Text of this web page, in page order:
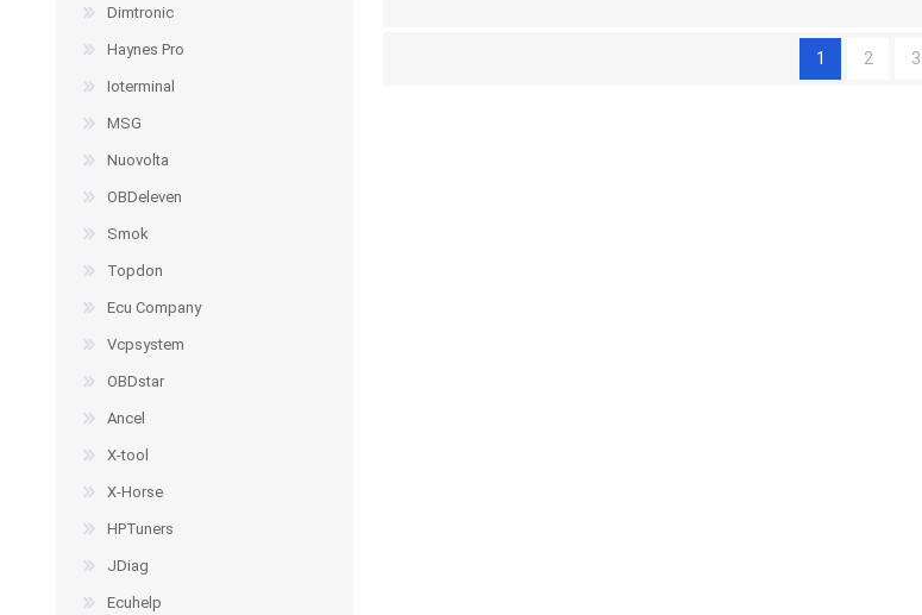
1 2 3
Dimtronic
Haynes Pro
Ioterminal
MSG
Nuovolta
OBDeleven
Smok
Topdon
Ecu Company
Vcpsystem
OBDstar
Ancel
X-tool
X-Horse
HPTuners
JDiag
Ecuhelp